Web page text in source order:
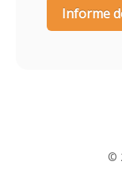
Informe
©